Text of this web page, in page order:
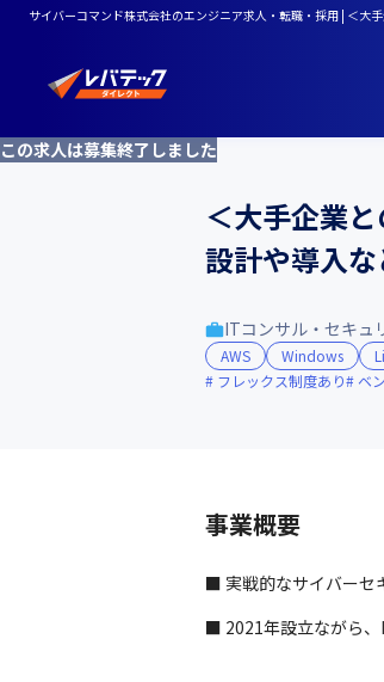
サイバーコマンド株式会社のエンジニア求人・転職・採用 | ＜大
この求人は募集終了しました
＜大手企業
設計や導入
ITコンサル・セキュ
AWS Windows
フレックス制度あり
ベ
事業概要
■ 実戦的なサイバーセ
■ 2021年設立ながら、